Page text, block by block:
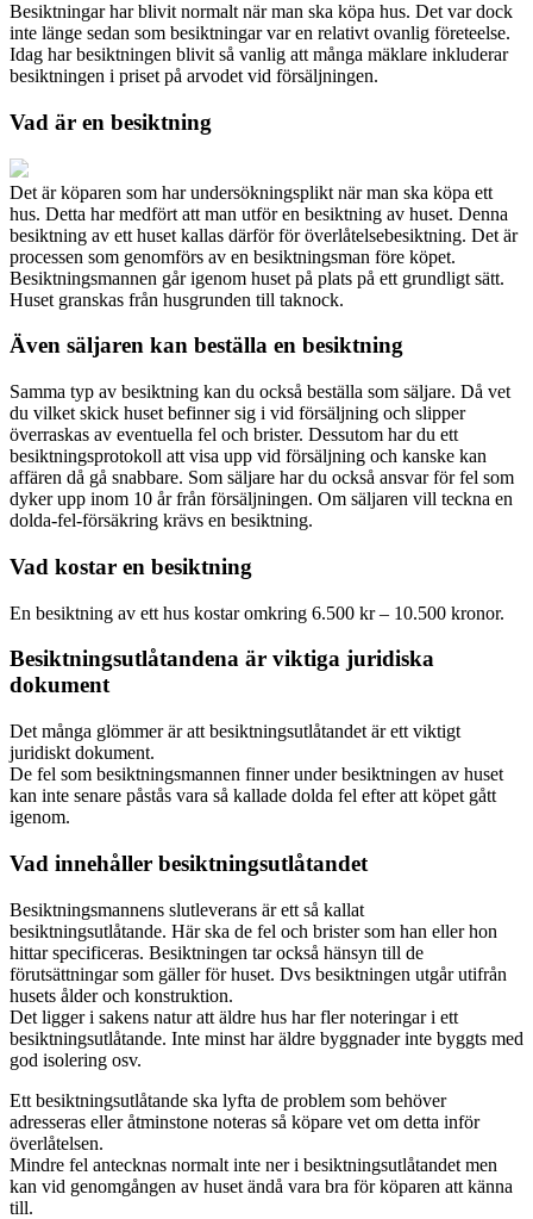
Besiktningar har blivit normalt när man ska köpa hus. Det var dock
inte länge sedan som besiktningar var en relativt ovanlig företeelse.
Idag har besiktningen blivit så vanlig att många mäklare inkluderar
besiktningen i priset på arvodet vid försäljningen.
Vad är en besiktning
Det är köparen som har undersökningsplikt när man ska köpa ett
hus. Detta har medfört att man utför en besiktning av huset. Denna
besiktning av ett huset kallas därför för överlåtelsebesiktning. Det är
processen som genomförs av en besiktningsman före köpet.
Besiktningsmannen går igenom huset på plats på ett grundligt sätt.
Huset granskas från husgrunden till taknock.
Även säljaren kan beställa en besiktning
Samma typ av besiktning kan du också beställa som säljare. Då vet
du vilket skick huset befinner sig i vid försäljning och slipper
överraskas av eventuella fel och brister. Dessutom har du ett
besiktningsprotokoll att visa upp vid försäljning och kanske kan
affären då gå snabbare. Som säljare har du också ansvar för fel som
dyker upp inom 10 år från försäljningen. Om säljaren vill teckna en
dolda-fel-försäkring krävs en besiktning.
Vad kostar en besiktning
En besiktning av ett hus kostar omkring 6.500 kr – 10.500 kronor.
Besiktningsutlåtandena är viktiga juridiska
dokument
Det många glömmer är att besiktningsutlåtandet är ett viktigt
juridiskt dokument.
De fel som besiktningsmannen finner under besiktningen av huset
kan inte senare påstås vara så kallade dolda fel efter att köpet gått
igenom.
Vad innehåller besiktningsutlåtandet
Besiktningsmannens slutleverans är ett så kallat
besiktningsutlåtande. Här ska de fel och brister som han eller hon
hittar specificeras. Besiktningen tar också hänsyn till de
förutsättningar som gäller för huset. Dvs besiktningen utgår utifrån
husets ålder och konstruktion.
Det ligger i sakens natur att äldre hus har fler noteringar i ett
besiktningsutlåtande. Inte minst har äldre byggnader inte byggts med
god isolering osv.
Ett besiktningsutlåtande ska lyfta de problem som behöver
adresseras eller åtminstone noteras så köpare vet om detta inför
överlåtelsen.
Mindre fel antecknas normalt inte ner i besiktningsutlåtandet men
kan vid genomgången av huset ändå vara bra för köparen att känna
till.